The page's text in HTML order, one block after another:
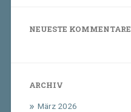
NEUESTE KOMMENTARE
ARCHIV
März 2026